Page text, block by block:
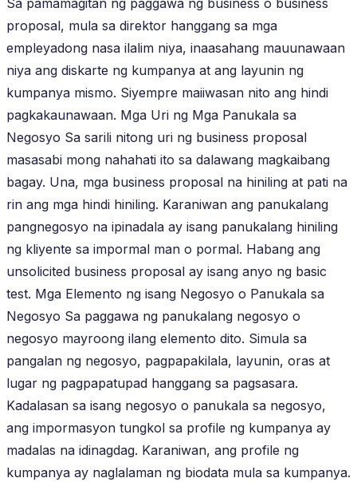
proposal, mula sa direktor hanggang sa mga
empleyadong nasa ilalim niya, inaasahang mauunawaan
niya ang diskarte ng kumpanya at ang layunin ng
kumpanya mismo. Siyempre maiiwasan nito ang hindi
pagkakaunawaan. Mga Uri ng Mga Panukala sa
Negosyo Sa sarili nitong uri ng business proposal
masasabi mong nahahati ito sa dalawang magkaibang
bagay. Una, mga business proposal na hiniling at pati na
rin ang mga hindi hiniling. Karaniwan ang panukalang
pangnegosyo na ipinadala ay isang panukalang hiniling
ng kliyente sa impormal man o pormal. Habang ang
unsolicited business proposal ay isang anyo ng basic
test. Mga Elemento ng isang Negosyo o Panukala sa
Negosyo Sa paggawa ng panukalang negosyo o
negosyo mayroong ilang elemento dito. Simula sa
pangalan ng negosyo, pagpapakilala, layunin, oras at
lugar ng pagpapatupad hanggang sa pagsasara.
Kadalasan sa isang negosyo o panukala sa negosyo,
ang impormasyon tungkol sa profile ng kumpanya ay
madalas na idinagdag. Karaniwan, ang profile ng
kumpanya ay naglalaman ng biodata mula sa kumpanya.